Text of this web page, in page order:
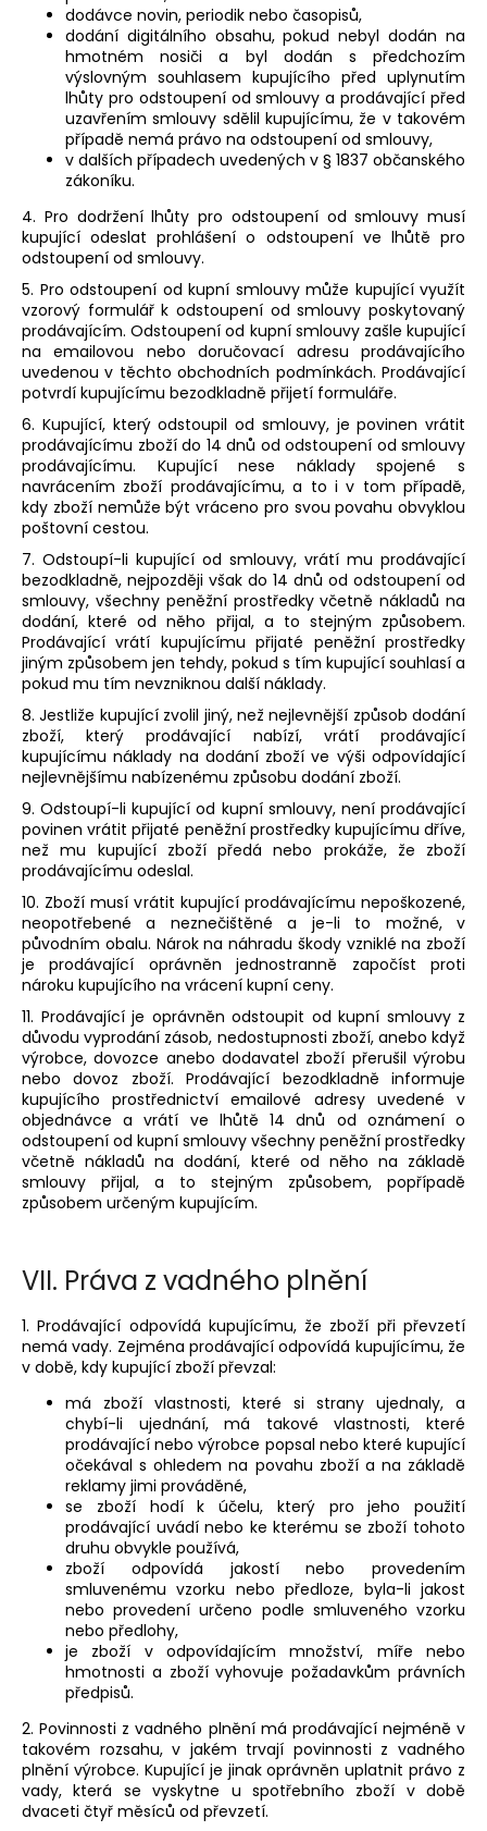
dodávce novin, periodik nebo časopisů,
dodání digitálního obsahu, pokud nebyl dodán na
hmotném nosiči a byl dodán s předchozím
výslovným souhlasem kupujícího před uplynutím
lhůty pro odstoupení od smlouvy a prodávající před
uzavřením smlouvy sdělil kupujícímu, že v takovém
případě nemá právo na odstoupení od smlouvy,
v dalších případech uvedených v § 1837 občanského
zákoníku.
4. Pro dodržení lhůty pro odstoupení od smlouvy musí
kupující odeslat prohlášení o odstoupení ve lhůtě pro
odstoupení od smlouvy.
5. Pro odstoupení od kupní smlouvy může kupující využít
vzorový formulář k odstoupení od smlouvy poskytovaný
prodávajícím. Odstoupení od kupní smlouvy zašle kupující
na emailovou nebo doručovací adresu prodávajícího
uvedenou v těchto obchodních podmínkách. Prodávající
potvrdí kupujícímu bezodkladně přijetí formuláře.
6. Kupující, který odstoupil od smlouvy, je povinen vrátit
prodávajícímu zboží do 14 dnů od odstoupení od smlouvy
prodávajícímu. Kupující nese náklady spojené s
navrácením zboží prodávajícímu, a to i v tom případě,
kdy zboží nemůže být vráceno pro svou povahu obvyklou
poštovní cestou.
7. Odstoupí-li kupující od smlouvy, vrátí mu prodávající
bezodkladně, nejpozději však do 14 dnů od odstoupení od
smlouvy, všechny peněžní prostředky včetně nákladů na
dodání, které od něho přijal, a to stejným způsobem.
Prodávající vrátí kupujícímu přijaté peněžní prostředky
jiným způsobem jen tehdy, pokud s tím kupující souhlasí a
pokud mu tím nevzniknou další náklady.
8. Jestliže kupující zvolil jiný, než nejlevnější způsob dodání
zboží, který prodávající nabízí, vrátí prodávající
kupujícímu náklady na dodání zboží ve výši odpovídající
nejlevnějšímu nabízenému způsobu dodání zboží.
9. Odstoupí-li kupující od kupní smlouvy, není prodávající
povinen vrátit přijaté peněžní prostředky kupujícímu dříve,
než mu kupující zboží předá nebo prokáže, že zboží
prodávajícímu odeslal.
10. Zboží musí vrátit kupující prodávajícímu nepoškozené,
neopotřebené a neznečištěné a je-li to možné, v
původním obalu. Nárok na náhradu škody vzniklé na zboží
je prodávající oprávněn jednostranně započíst proti
nároku kupujícího na vrácení kupní ceny.
11. Prodávající je oprávněn odstoupit od kupní smlouvy z
důvodu vyprodání zásob, nedostupnosti zboží, anebo když
výrobce, dovozce anebo dodavatel zboží přerušil výrobu
nebo dovoz zboží. Prodávající bezodkladně informuje
kupujícího prostřednictví emailové adresy uvedené v
objednávce a vrátí ve lhůtě 14 dnů od oznámení o
odstoupení od kupní smlouvy všechny peněžní prostředky
včetně nákladů na dodání, které od něho na základě
smlouvy přijal, a to stejným způsobem, popřípadě
způsobem určeným kupujícím.
VII. Práva z vadného plnění
1. Prodávající odpovídá kupujícímu, že zboží při převzetí
nemá vady. Zejména prodávající odpovídá kupujícímu, že
v době, kdy kupující zboží převzal:
má zboží vlastnosti, které si strany ujednaly, a
chybí-li ujednání, má takové vlastnosti, které
prodávající nebo výrobce popsal nebo které kupující
očekával s ohledem na povahu zboží a na základě
reklamy jimi prováděné,
se zboží hodí k účelu, který pro jeho použití
prodávající uvádí nebo ke kterému se zboží tohoto
druhu obvykle používá,
zboží odpovídá jakostí nebo provedením
smluvenému vzorku nebo předloze, byla-li jakost
nebo provedení určeno podle smluveného vzorku
nebo předlohy,
je zboží v odpovídajícím množství, míře nebo
hmotnosti a zboží vyhovuje požadavkům právních
předpisů.
2. Povinnosti z vadného plnění má prodávající nejméně v
takovém rozsahu, v jakém trvají povinnosti z vadného
plnění výrobce. Kupující je jinak oprávněn uplatnit právo z
vady, která se vyskytne u spotřebního zboží v době
dvaceti čtyř měsíců od převzetí.